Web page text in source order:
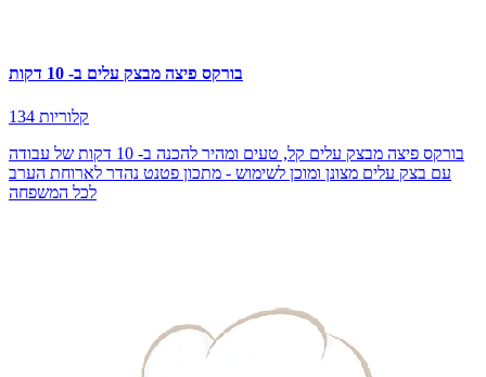
בורקס פיצה מבצק עלים ב- 10 דקות
134 קלוריות
בורקס פיצה מבצק עלים קל, טעים ומהיר להכנה ב- 10 דקות של עבודה
עם בצק עלים מצונן ומוכן לשימוש - מתכון פטנט נהדר לארוחת הערב
לכל המשפחה